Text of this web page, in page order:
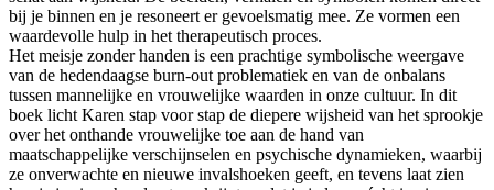
bij je binnen en je resoneert er gevoelsmatig mee. Ze vormen een
waardevolle hulp in het therapeutisch proces.
Het meisje zonder handen is een prachtige symbolische weergave
van de hedendaagse burn-out problematiek en van de onbalans
tussen mannelijke en vrouwelijke waarden in onze cultuur. In dit
boek licht Karen stap voor stap de diepere wijsheid van het sprookje
over het onthande vrouwelijke toe aan de hand van
maatschappelijke verschijnselen en psychische dynamieken, waarbij
ze onverwachte en nieuwe invalshoeken geeft, en tevens laat zien